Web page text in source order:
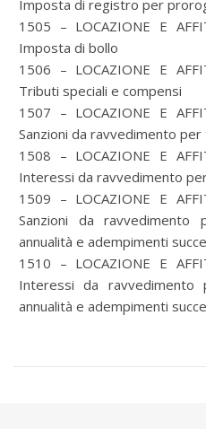
Imposta di registro per
1505 – LOCAZIONE E
Imposta di bollo
1506 – LOCAZIONE E
Tributi speciali e compensi
1507 – LOCAZIONE E
Sanzioni da ravvedimento
1508 – LOCAZIONE E
Interessi da ravvedimento
1509 – LOCAZIONE E
Sanzioni da
annualità e adempimenti
1510 – LOCAZIONE E
Interessi da
annualità e adempimenti